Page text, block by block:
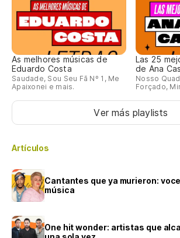
As melhores músicas de
Eduardo Costa
Saudade, Sou Seu Fã Nº 1, Me
Apaixonei e mais.
Las 25
de Ana
Nosso
Forçado,
Ver más playlists
Artículos
Cantantes que ya murieron:
música
One hit wonder: artistas que